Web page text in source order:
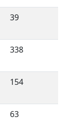
39
338
154
63